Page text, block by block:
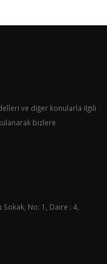
ve diğer konularla ilgili
bizlere
No: 1, Daire : 4,